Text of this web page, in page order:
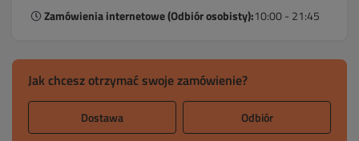
Zamówienia internetowe (Odbiór osobisty):10:00 - 21:45
Jak chcesz otrzymać swoje zamówienie?
Dostawa Odbiór